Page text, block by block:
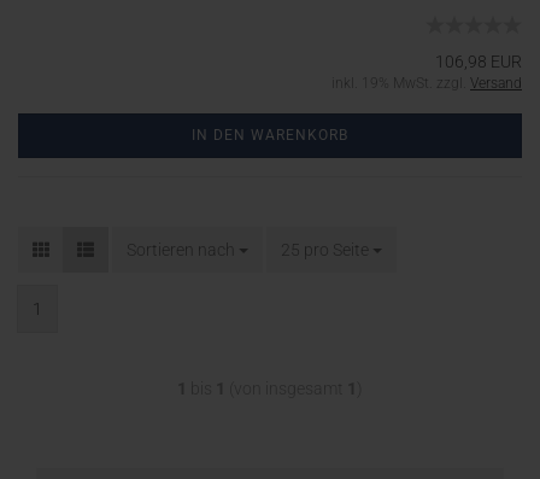
106,98 EUR
inkl. 19% MwSt. zzgl. Versand
IN DEN WARENKORB
Sortieren nach 25 pro Seite
1